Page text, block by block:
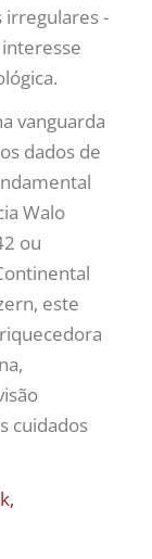
irregulares -
vanguarda
dados de
Walo
ou
este
cuidados